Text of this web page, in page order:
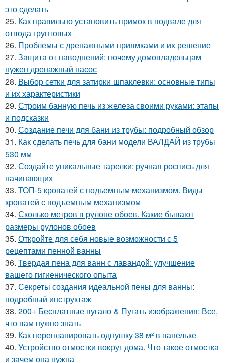
это сделать
25. Как правильно установить примок в подвале для
отвода грунтовых
26. Проблемы с дренажными приямками и их решение
27. Защита от наводнений: почему домовладельцам
нужен дренажный насос
28. Выбор сетки для затирки шпаклевки: основные типы
и их характеристики
29. Строим банную печь из железа своими руками: этапы
и подсказки
30. Создание печи для бани из трубы: подробный обзор
31. Как сделать печь для бани модели ВАЛДАЙ из трубы
530 мм
32. Создайте уникальные тарелки: ручная роспись для
начинающих
33. ТОП-5 кроватей с подьемным механизмом. Виды
кроватей с подъемным механизмом
34. Сколько метров в рулоне обоев. Какие бывают
размеры рулонов обоев
35. Откройте для себя новые возможности с 5
рецептами пенной ванны
36. Твердая пена для ванн с лавандой: улучшение
вашего гигиенического опыта
37. Секреты создания идеальной пены для ванны:
подробный инструктаж
38. 200+ Бесплатные пугало & Пугать изображения: Все,
что вам нужно знать
39. Как перепланировать однушку 38 м² в панельке
40. Устройство отмостки вокруг дома. Что такое отмостка
и зачем она нужна